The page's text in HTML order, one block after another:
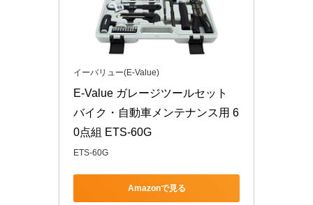
イーバリュー(E-Value)
E-Value ガレージツールセット
バイク・自動車メンテナンス用 6
0点組 ETS-60G
ETS-60G
Amazonで見る